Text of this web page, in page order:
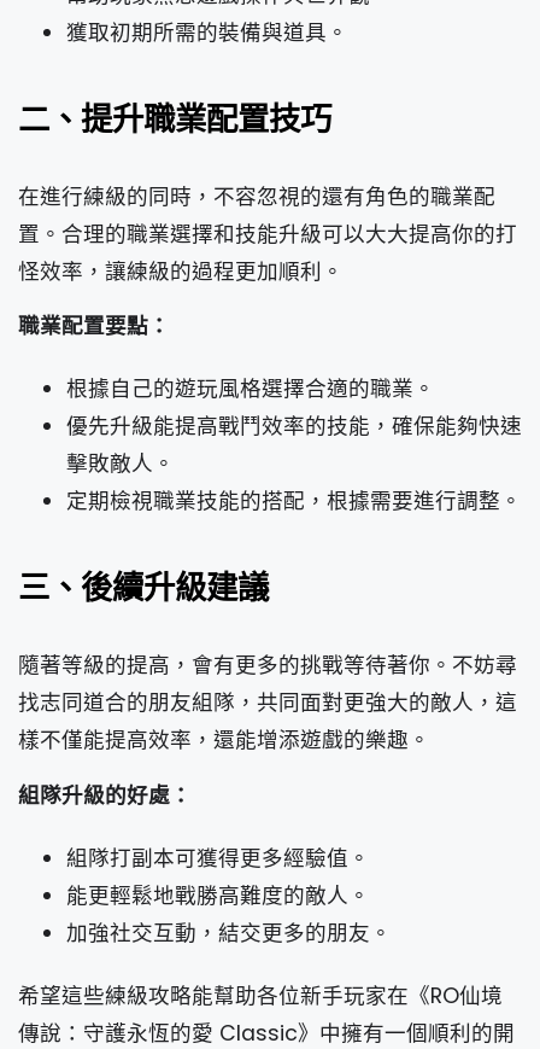
獲取初期所需的裝備與道具。
二、提升職業配置技巧
在進行練級的同時，不容忽視的還有角色的職業配
置。合理的職業選擇和技能升級可以大大提高你的打
怪效率，讓練級的過程更加順利。
職業配置要點：
根據自己的遊玩風格選擇合適的職業。
優先升級能提高戰鬥效率的技能，確保能夠快速
擊敗敵人。
定期檢視職業技能的搭配，根據需要進行調整。
三、後續升級建議
隨著等級的提高，會有更多的挑戰等待著你。不妨尋
找志同道合的朋友組隊，共同面對更強大的敵人，這
樣不僅能提高效率，還能增添遊戲的樂趣。
組隊升級的好處：
組隊打副本可獲得更多經驗值。
能更輕鬆地戰勝高難度的敵人。
加強社交互動，結交更多的朋友。
希望這些練級攻略能幫助各位新手玩家在《RO仙境
傳說：守護永恆的愛 Classic》中擁有一個順利的開